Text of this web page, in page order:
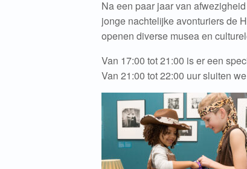
Na een paar jaar van
jonge nachtelijke avonturiers de
openen diverse musea en
Van 17:00 tot 21:00 is er een
Van 21:00 tot 22:00 uur sluiten